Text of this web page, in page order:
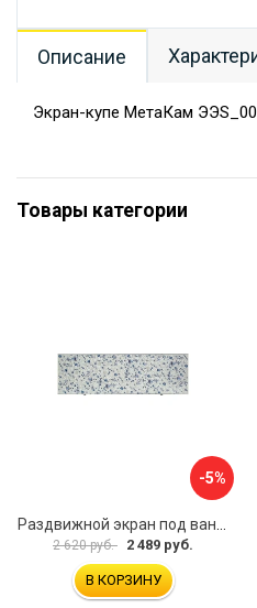
Описание
Экран-купе МетаКам
Товары категории
-5%
2 620 руб. 2 489 руб.
В КОРЗИНУ